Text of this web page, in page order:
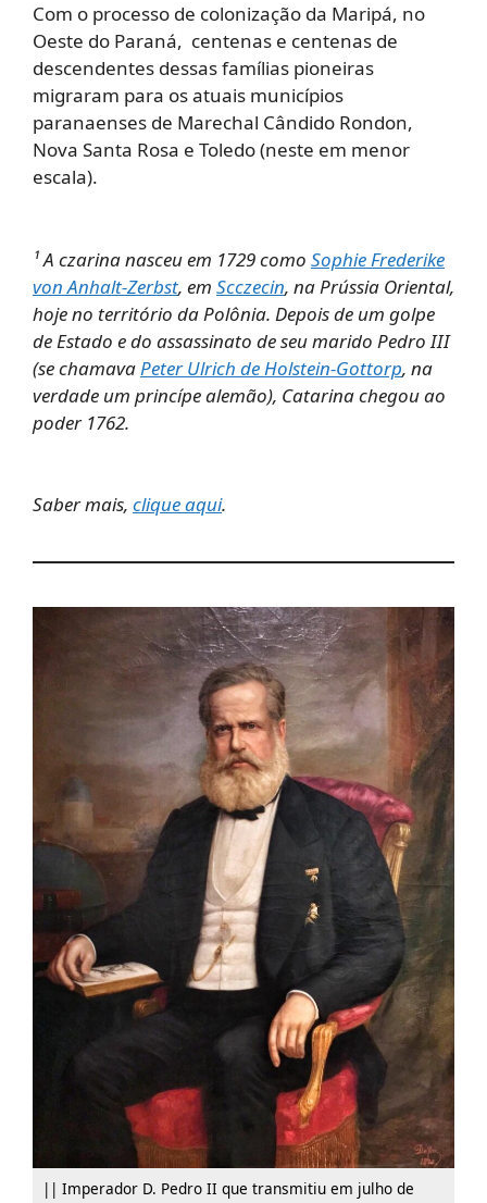
Com o processo de colonização da Maripá, no
Oeste do Paraná, centenas e centenas de
descendentes dessas famílias pioneiras
migraram para os atuais municípios
paranaenses de Marechal Cândido Rondon,
Nova Santa Rosa e Toledo (neste em menor
escala).
¹ A czarina nasceu em 1729 como Sophie Frederike
von Anhalt-Zerbst, em Scczecin, na Prússia Oriental,
hoje no território da Polônia. Depois de um golpe
de Estado e do assassinato de seu marido Pedro III
(se chamavaPeter Ulrich de Holstein-Gottorp, na
verdade um princípe alemão), Catarina chegou ao
poder 1762.
Saber mais, clique aqui.
|| Imperador D. Pedro II que transmitiu em julho de